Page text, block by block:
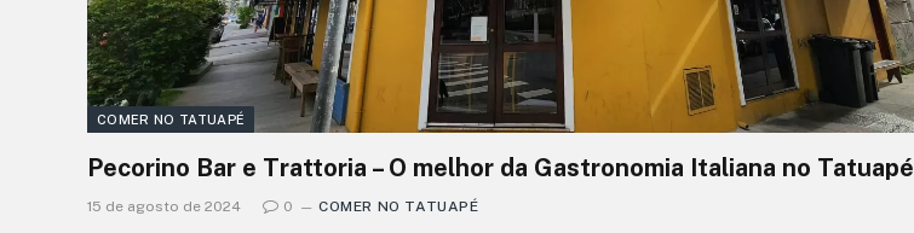
COMER NO TATUAPÉ
Pecorino Bar e Trattoria – O melhor da Gastronomia Italiana no Tatuapé
15 de agosto de 2024 0 COMER NO TATUAPÉ